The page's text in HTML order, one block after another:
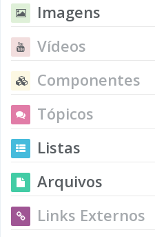
Imagens
Vídeos
Componentes
Tópicos
Listas
Arquivos
Links Externos